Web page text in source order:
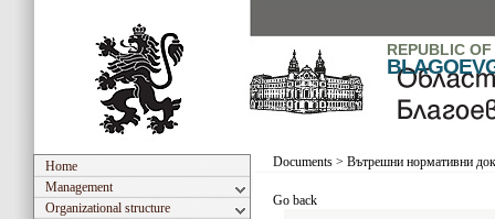
REPUBLIC
Home
Management
Organizational structure
Documents > Вътрешни нормативни
Go back